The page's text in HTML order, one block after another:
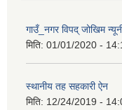
गाउँ_नगर विपद् जोखिम
मिति: 01/01/2020 -
स्थानीय तह सहकारी ऐन
मिति: 12/24/2019 -